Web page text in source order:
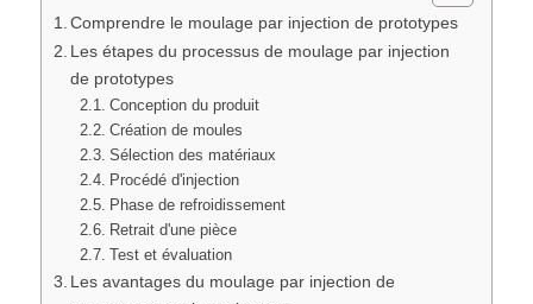
Comprendre le moulage par injection de prototypes
Les étapes du processus de moulage par injection
de prototypes
Conception du produit
Création de moules
Sélection des matériaux
Procédé d'injection
Phase de refroidissement
Retrait d'une pièce
Test et évaluation
Les avantages du moulage par injection de